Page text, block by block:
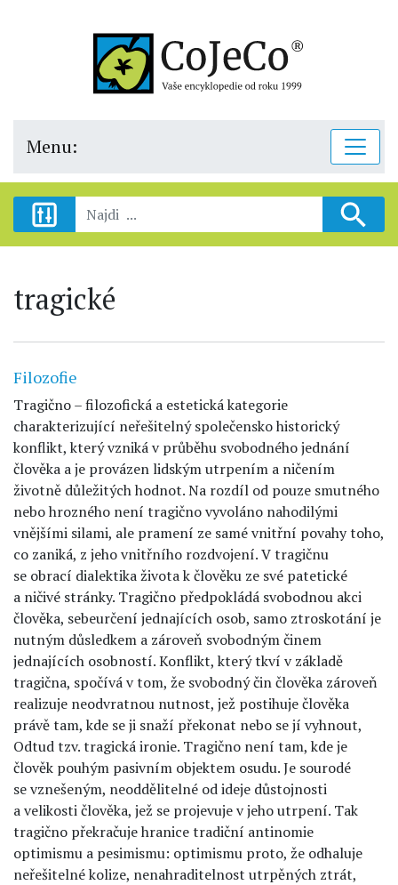
Menu:
tragické
Filozofie
Tragično – filozofická a estetická kategorie
charakterizující neřešitelný společensko historický
konflikt, který vzniká v průběhu svobodného jednání
člověka a je provázen lidským utrpením a ničením
životně důležitých hodnot. Na rozdíl od pouze smutného
nebo hrozného není tragično vyvoláno nahodilými
vnějšími silami, ale pramení ze samé vnitřní povahy toho,
co zaniká, z jeho vnitřního rozdvojení. V tragičnu
se obrací dialektika života k člověku ze své patetické
a ničivé stránky. Tragično předpokládá svobodnou akci
člověka, sebeurčení jednajících osob, samo ztroskotání je
nutným důsledkem a zároveň svobodným činem
jednajících osobností. Konflikt, který tkví v základě
tragična, spočívá v tom, že svobodný čin člověka zároveň
realizuje neodvratnou nutnost, jež postihuje člověka
právě tam, kde se ji snaží překonat nebo se jí vyhnout,
Odtud tzv. tragická ironie. Tragično není tam, kde je
člověk pouhým pasivním objektem osudu. Je sourodé
se vznešeným, neoddělitelné od ideje důstojnosti
a velikosti člověka, jež se projevuje v jeho utrpení. Tak
tragično překračuje hranice tradiční antinomie
optimismu a pesimismu: optimismu proto, že odhaluje
neřešitelné kolize, nenahraditelnost utrpěných ztrát,